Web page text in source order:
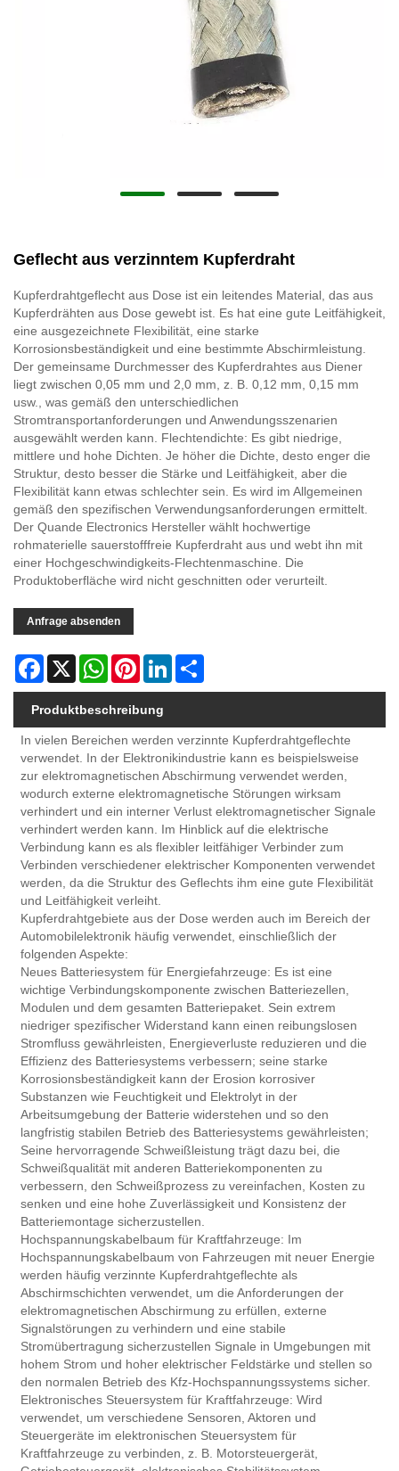
Geflecht aus verzinntem Kupferdraht
Kupferdrahtgeflecht aus Dose ist ein leitendes Material, das aus
Kupferdrähten aus Dose gewebt ist. Es hat eine gute Leitfähigkeit,
eine ausgezeichnete Flexibilität, eine starke
Korrosionsbeständigkeit und eine bestimmte Abschirmleistung.
Der gemeinsame Durchmesser des Kupferdrahtes aus Diener
liegt zwischen 0,05 mm und 2,0 mm, z. B. 0,12 mm, 0,15 mm
usw., was gemäß den unterschiedlichen
Stromtransportanforderungen und Anwendungsszenarien
ausgewählt werden kann. Flechtendichte: Es gibt niedrige,
mittlere und hohe Dichten. Je höher die Dichte, desto enger die
Struktur, desto besser die Stärke und Leitfähigkeit, aber die
Flexibilität kann etwas schlechter sein. Es wird im Allgemeinen
gemäß den spezifischen Verwendungsanforderungen ermittelt.
Der Quande Electronics Hersteller wählt hochwertige
rohmaterielle sauerstofffreie Kupferdraht aus und webt ihn mit
einer Hochgeschwindigkeits-Flechtenmaschine. Die
Produktoberfläche wird nicht geschnitten oder verurteilt.
Anfrage absenden
Facebook
X WhatsAppPinterestLinkedIn
Produktbeschreibung
In vielen Bereichen werden verzinnte Kupferdrahtgeflechte
verwendet. In der Elektronikindustrie kann es beispielsweise
zur elektromagnetischen Abschirmung verwendet werden,
wodurch externe elektromagnetische Störungen wirksam
verhindert und ein interner Verlust elektromagnetischer Signale
verhindert werden kann. Im Hinblick auf die elektrische
Verbindung kann es als flexibler leitfähiger Verbinder zum
Verbinden verschiedener elektrischer Komponenten verwendet
werden, da die Struktur des Geflechts ihm eine gute Flexibilität
und Leitfähigkeit verleiht.
Kupferdrahtgebiete aus der Dose werden auch im Bereich der
Automobilelektronik häufig verwendet, einschließlich der
folgenden Aspekte:
Neues Batteriesystem für Energiefahrzeuge: Es ist eine
wichtige Verbindungskomponente zwischen Batteriezellen,
Modulen und dem gesamten Batteriepaket. Sein extrem
niedriger spezifischer Widerstand kann einen reibungslosen
Stromfluss gewährleisten, Energieverluste reduzieren und die
Effizienz des Batteriesystems verbessern; seine starke
Korrosionsbeständigkeit kann der Erosion korrosiver
Substanzen wie Feuchtigkeit und Elektrolyt in der
Arbeitsumgebung der Batterie widerstehen und so den
langfristig stabilen Betrieb des Batteriesystems gewährleisten;
Seine hervorragende Schweißleistung trägt dazu bei, die
Schweißqualität mit anderen Batteriekomponenten zu
verbessern, den Schweißprozess zu vereinfachen, Kosten zu
senken und eine hohe Zuverlässigkeit und Konsistenz der
Batteriemontage sicherzustellen.
Hochspannungskabelbaum für Kraftfahrzeuge: Im
Hochspannungskabelbaum von Fahrzeugen mit neuer Energie
werden häufig verzinnte Kupferdrahtgeflechte als
Abschirmschichten verwendet, um die Anforderungen der
elektromagnetischen Abschirmung zu erfüllen, externe
Signalstörungen zu verhindern und eine stabile
Stromübertragung sicherzustellen Signale in Umgebungen mit
hohem Strom und hoher elektrischer Feldstärke und stellen so
den normalen Betrieb des Kfz-Hochspannungssystems sicher.
Elektronisches Steuersystem für Kraftfahrzeuge: Wird
verwendet, um verschiedene Sensoren, Aktoren und
Steuergeräte im elektronischen Steuersystem für
Kraftfahrzeuge zu verbinden, z. B. Motorsteuergerät,